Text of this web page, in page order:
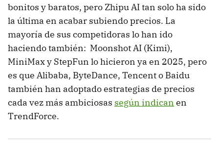
bonitos y baratos, pero Zhipu AI tan solo ha sido
la última en acabar subiendo precios. La
mayoría de sus competidoras lo han ido
haciendo también: Moonshot AI (Kimi),
MiniMax y StepFun lo hicieron ya en 2025, pero
es que Alibaba, ByteDance, Tencent o Baidu
también han adoptado estrategias de precios
cada vez más ambiciosas según indican en
TrendForce.